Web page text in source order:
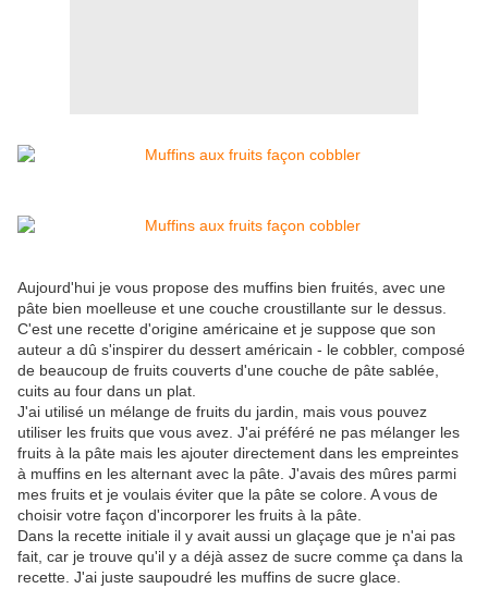
Aujourd'hui je vous propose des muffins bien fruités, avec une
pâte bien moelleuse et une couche croustillante sur le dessus.
C'est une recette d'origine américaine et je suppose que son
auteur a dû s'inspirer du dessert américain - le cobbler, composé
de beaucoup de fruits couverts d'une couche de pâte sablée,
cuits au four dans un plat.
J'ai utilisé un mélange de fruits du jardin, mais vous pouvez
utiliser les fruits que vous avez. J'ai préféré ne pas mélanger les
fruits à la pâte mais les ajouter directement dans les empreintes
à muffins en les alternant avec la pâte. J'avais des mûres parmi
mes fruits et je voulais éviter que la pâte se colore. A vous de
choisir votre façon d'incorporer les fruits à la pâte.
Dans la recette initiale il y avait aussi un glaçage que je n'ai pas
fait, car je trouve qu'il y a déjà assez de sucre comme ça dans la
recette. J'ai juste saupoudré les muffins de sucre glace.